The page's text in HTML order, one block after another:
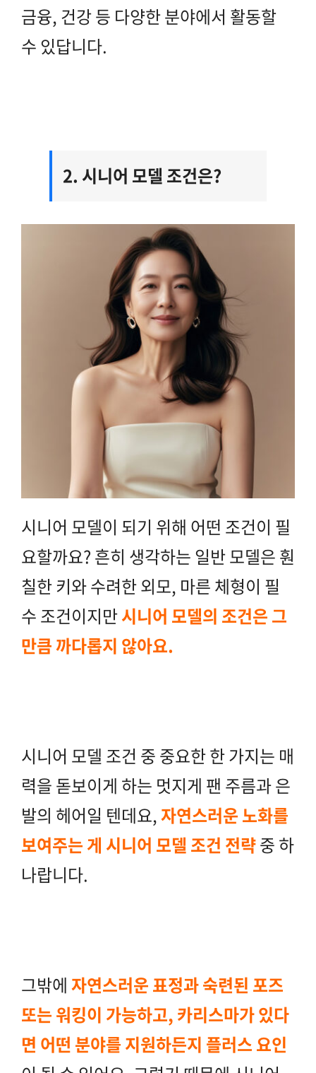
금융, 건강 등 다양한 분야에서 활동할
수 있답니다.
2. 시니어 모델 조건은?
시니어 모델이 되기 위해 어떤 조건이 필
요할까요? 흔히 생각하는 일반 모델은 훤
칠한 키와 수려한 외모, 마른 체형이 필
수 조건이지만시니어 모델의 조건은 그
만큼 까다롭지 않아요.
시니어 모델 조건 중 중요한 한 가지는 매
력을 돋보이게 하는 멋지게 팬 주름과 은
발의 헤어일 텐데요,자연스러운 노화를
보여주는 게 시니어 모델 조건 전략중 하
나랍니다.
그밖에자연스러운 표정과 숙련된 포즈
또는 워킹이 가능하고, 카리스마가 있다
면 어떤 분야를 지원하든지 플러스 요인